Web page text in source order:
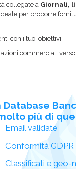
collegate a Giornali,
per proporre
con i tuoi obiettivi.
commerciali
Database
più di
Email validate
Conformità GDPR
Classificati e geo-